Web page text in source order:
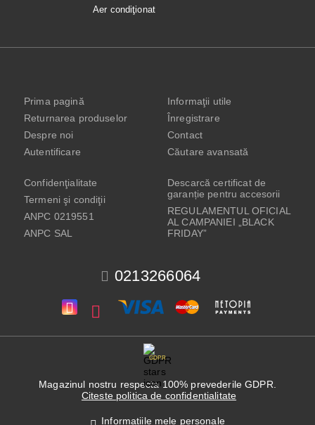
Aer condiţionat
0213266064
Prima pagină
Returnarea produselor
Despre noi
Autentificare
Informaţii utile
Înregistrare
Contact
Căutare avansată
Confidenţialitate
Termeni şi condiţii
ANPC 0219551
ANPC SAL
Descarcă certificat de
garanție pentru accesorii
REGULAMENTUL OFICIAL
AL CAMPANIEI „BLACK
FRIDAY”
GDPR
Magazinul nostru respecta 100% prevederile GDPR.
Citeste politica de confidentialitate
Informatiile mele personale